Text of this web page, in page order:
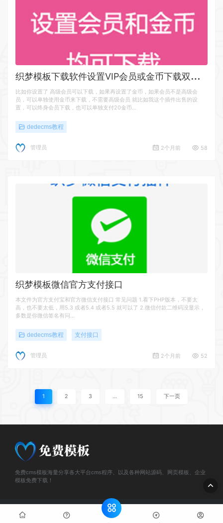
织
梦模板下载软件设置VIP会员或金币下载双权限
比如你设置了 高级会员可以下载，如果再设置了金币，如果会员不是高级会
员，可以单独使用金币来下载，不需要高级会员 就比如我这个插件出售的设
置，可以终身会员下载，也可以单独支付20金币…
dedecms教程
管理员 2个月前 58
织梦模板微信官方支付接口
本文件为官方支付宝和官方微信支付接口 常见问题 1.看下PHP版本，不要太
高，也不要太低，用5.3 或者5.4 或者5.5 就可以了 2.微信付款二维码没显示，
多数是你微信签名有问…
dedecms教程 支付接口
管理员 2个月前 52
1 2 3 … 15 下一页
免费cms模板海量分享各大平台cms程序、以及各种网站源码、网页模板、企业
模板免费下载！
© 2026 免费cms模板 - Www.mianfeiCms.Com 版权所有. All rights
reserved
网站地图 豫ICP备2025136903号-1